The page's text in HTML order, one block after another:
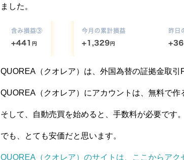
ました。
QUOREA（クオレア）は、外国為替の証拠金取引
QUOREA（クオレア）にアカウントは、無料で作
そして、自動売買を始めると、手数料が必要です。
でも、とても安価だと思います。
QUOREA（クオレア）のサイトは、ここからアク